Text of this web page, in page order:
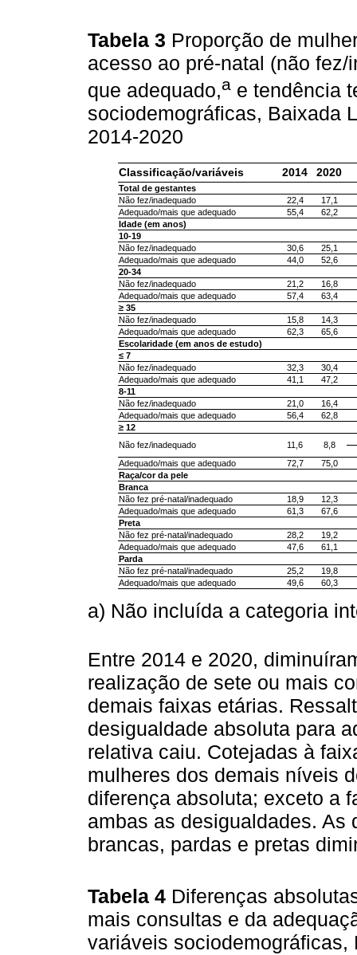
Tabela 3 Proporção de
acesso ao pré-natal (não
que adequado,a e tendência
sociodemográficas, Baixada
2014-2020
Classificação/variáveis 2014 2020
Total de gestantes
Não fez/inadequado
22,4
17,1
Adequado/mais que adequado
55,4
62,2
Idade (em anos)
10-19
Não fez/inadequado
30,6
25,1
Adequado/mais que adequado
44,0
52,6
20-34
Não fez/inadequado
21,2
16,8
Adequado/mais que adequado
57,4
63,4
≥ 35
Não fez/inadequado
15,8
14,3
Adequado/mais que adequado
62,3
65,6
Escolaridade (em anos de estudo)
≤ 7
Não fez/inadequado
32,3
30,4
Adequado/mais que adequado
41,1
47,2
8-11
Não fez/inadequado
21,0
16,4
Adequado/mais que adequado
56,4
62,8
≥ 12
Não fez/inadequado
11,6
8,8
Adequado/mais que adequado
72,7
75,0
Raça/cor da pele
Branca
Não fez pré-natal/inadequado
18,9
12,3
Adequado/mais que adequado
61,3
67,6
Preta
Não fez pré-natal/inadequado
28,2
19,2
Adequado/mais que adequado
47,6
61,1
Parda
Não fez pré-natal/inadequado
25,2
19,8
Adequado/mais que adequado
49,6 60,3
a) Não incluída a categoria
Entre 2014 e 2020,
realização de sete ou mais
demais faixas etárias.
desigualdade absoluta para
relativa caiu. Cotejadas à
mulheres dos demais níveis
diferença absoluta; exceto a
ambas as desigualdades. As
brancas, pardas e pretas
Tabela 4 Diferenças
mais consultas e da
variáveis